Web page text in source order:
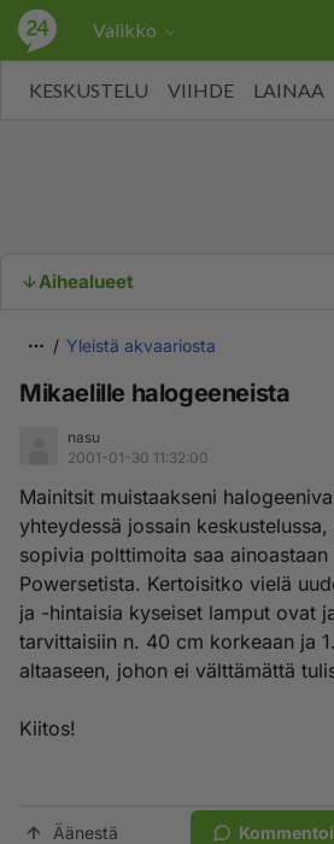
Valikko
KESKUSTELU VIIHDE LAINAA
Aihealueet
Yleistä akvaariosta
Mikaelille halogeeneista
nasu
2001-01-30 11:32:00
Mainitsit muistaakseni
yhteydessä jossain
sopivia polttimoita saa ainoastaan
Powersetista. Kertoisitko vielä
ja -hintaisia kyseiset lamput ovat
tarvittaisiin n. 40 cm korkeaan ja
altaaseen, johon ei välttämättä
Kiitos!
Äänestä Kommentoi